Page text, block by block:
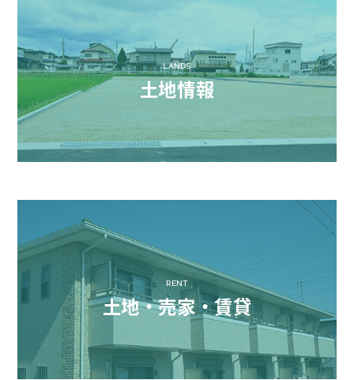
LANDS
土地情報
RENT
土地・売家・賃貸